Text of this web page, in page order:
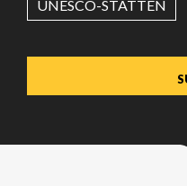
Wert in Dezimalgrad.
UNESCO-STÄTTEN